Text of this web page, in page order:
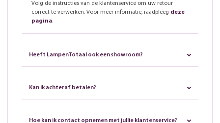
Volg de instructies van de klantenservice om uw retour
correct te verwerken. Voor meer informatie, raadpleeg deze
pagina.
Heeft LampenTotaal ook een showroom?
Kan ik achteraf betalen?
Hoe kan ik contact opnemen met jullie klantenservice?